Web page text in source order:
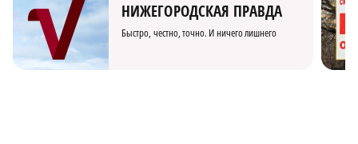
НИЖЕГОРОДСКАЯ ПРАВДА
Быстро, честно, точно. И ничего лишнего